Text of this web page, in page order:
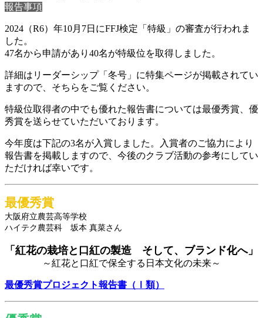
報告事項
2024（R6）年10月7日にFFJ検定「特級」の審査が行われま
した。
47名から申請があり40名が特級位を取得しました。
詳細はリーダーシップ「冬号」に特集ページが掲載されてい
ますので、そちらをご覧ください。
特級位取得者の中でも優れた報告書については最優秀賞、優
秀賞を送らせていただいております。
今年度は下記の3名が入賞しました。入賞者のご協力により
報告書を掲載しますので、今後のクラブ活動の参考にしてい
ただければ幸いです。
最優秀賞
大阪府立農芸高等学校
ハイテク農芸科 坂本 真菜さん
「紅花の栽培と口紅の製造 そして、ブランド化へ」
～紅花と口紅で保全する日本文化の未来～
最優秀賞プロジェクト報告書（Ⅰ類）